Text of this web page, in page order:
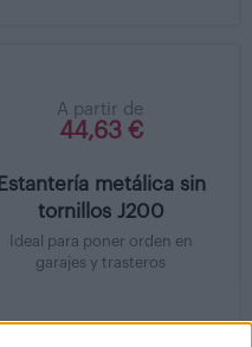
A partir de
44,63 €
Estantería metálica sin
tornillos J200
Ideal para poner orden en
garajes y trasteros